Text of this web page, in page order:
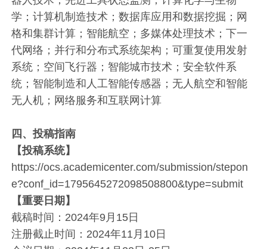
学；计算机制造技术；数据库应用和数据挖掘；网
格和集群计算；智能航空；多媒体处理技术；下一
代网络；并行和分布式系统架构；可重复使用发射
系统；空间飞行器；智能城市技术；安全软件系
统；智能制造和人工智能传感器；无人航空和智能
无人机；网络服务和互联网计算
四、投稿指南
【投稿系统】
https://ocs.academicenter.com/submission/stepon
e?conf_id=1795645272098508800&type=submit
【重要日期】
截稿时间：2024年9月15日
注册截止时间：2024年11月10日